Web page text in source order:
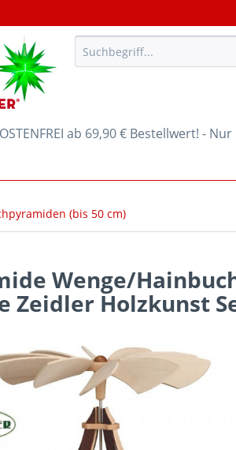
ab 69,90 € Bestellwert! -
(bis 50 cm)
Wenge/
Zeidler Holzkunst